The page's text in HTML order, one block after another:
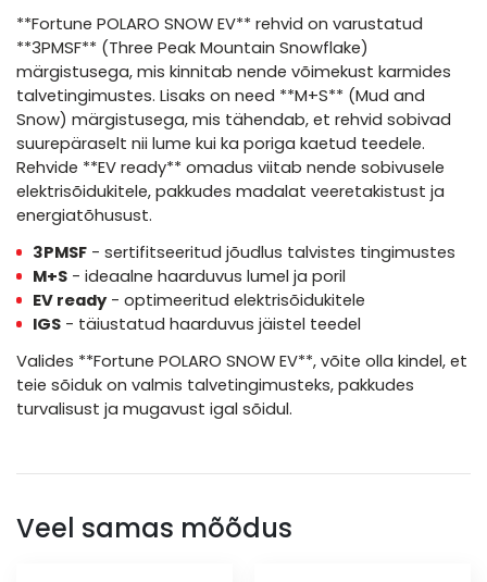
**Fortune POLARO SNOW EV** rehvid on varustatud
**3PMSF** (Three Peak Mountain Snowflake)
märgistusega, mis kinnitab nende võimekust karmides
talvetingimustes. Lisaks on need **M+S** (Mud and
Snow) märgistusega, mis tähendab, et rehvid sobivad
suurepäraselt nii lume kui ka poriga kaetud teedele.
Rehvide **EV ready** omadus viitab nende sobivusele
elektrisõidukitele, pakkudes madalat veeretakistust ja
energiatõhusust.
3PMSF- sertifitseeritud jõudlus talvistes tingimustes
M+S- ideaalne haarduvus lumel ja poril
EV ready- optimeeritud elektrisõidukitele
IGS- täiustatud haarduvus jäistel teedel
Valides **Fortune POLARO SNOW EV**, võite olla kindel, et
teie sõiduk on valmis talvetingimusteks, pakkudes
turvalisust ja mugavust igal sõidul.
Veel samas mõõdus